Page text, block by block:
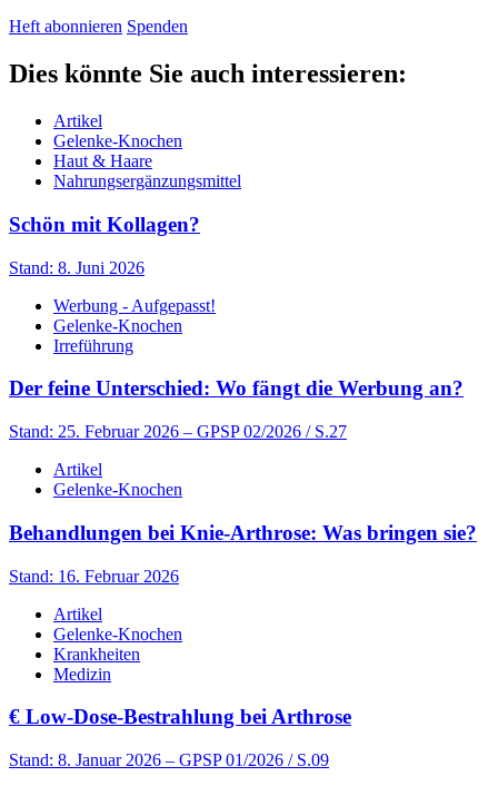
Heft abonnieren Spenden
Dies könnte Sie auch interessieren:
Artikel
Gelenke-Knochen
Haut & Haare
Nahrungsergänzungsmittel
Schön mit Kollagen?
Stand: 8. Juni 2026
Werbung - Aufgepasst!
Gelenke-Knochen
Irreführung
Der feine Unterschied: Wo fängt die Werbung an?
Stand: 25. Februar 2026 – GPSP 02/2026 / S.27
Artikel
Gelenke-Knochen
Behandlungen bei Knie-Arthrose: Was bringen sie?
Stand: 16. Februar 2026
Artikel
Gelenke-Knochen
Krankheiten
Medizin
€ Low-Dose-Bestrahlung bei Arthrose
Stand: 8. Januar 2026 – GPSP 01/2026 / S.09